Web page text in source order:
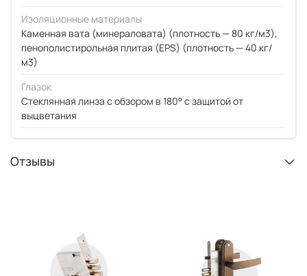
Изоляционные материалы
Каменная вата (минераловата) (плотность — 80 кг/м3),
пенополистирольная плитая (EPS) (плотность — 40 кг/
м3)
Глазок
Стеклянная линза с обзором в 180° с защитой от
выцветания
Отзывы